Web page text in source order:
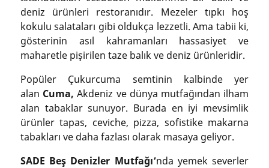
deniz ürünleri restoranıdır. Mezeler tıpkı hoş
kokulu salataları gibi oldukça lezzetli. Ama tabii ki,
gösterinin asıl kahramanları hassasiyet ve
maharetle pişirilen taze balık ve deniz ürünleridir.
Popüler Çukurcuma semtinin kalbinde yer
alan Cuma, Akdeniz ve dünya mutfağından ilham
alan tabaklar sunuyor. Burada en iyi mevsimlik
ürünler tapas, ceviche, pizza, sofistike makarna
tabakları ve daha fazlası olarak masaya geliyor.
SADE Beş Denizler Mutfağı’nda yemek severler